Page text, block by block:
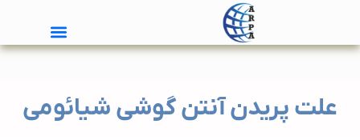
علت پریدن آنتن گوشی شیائومی